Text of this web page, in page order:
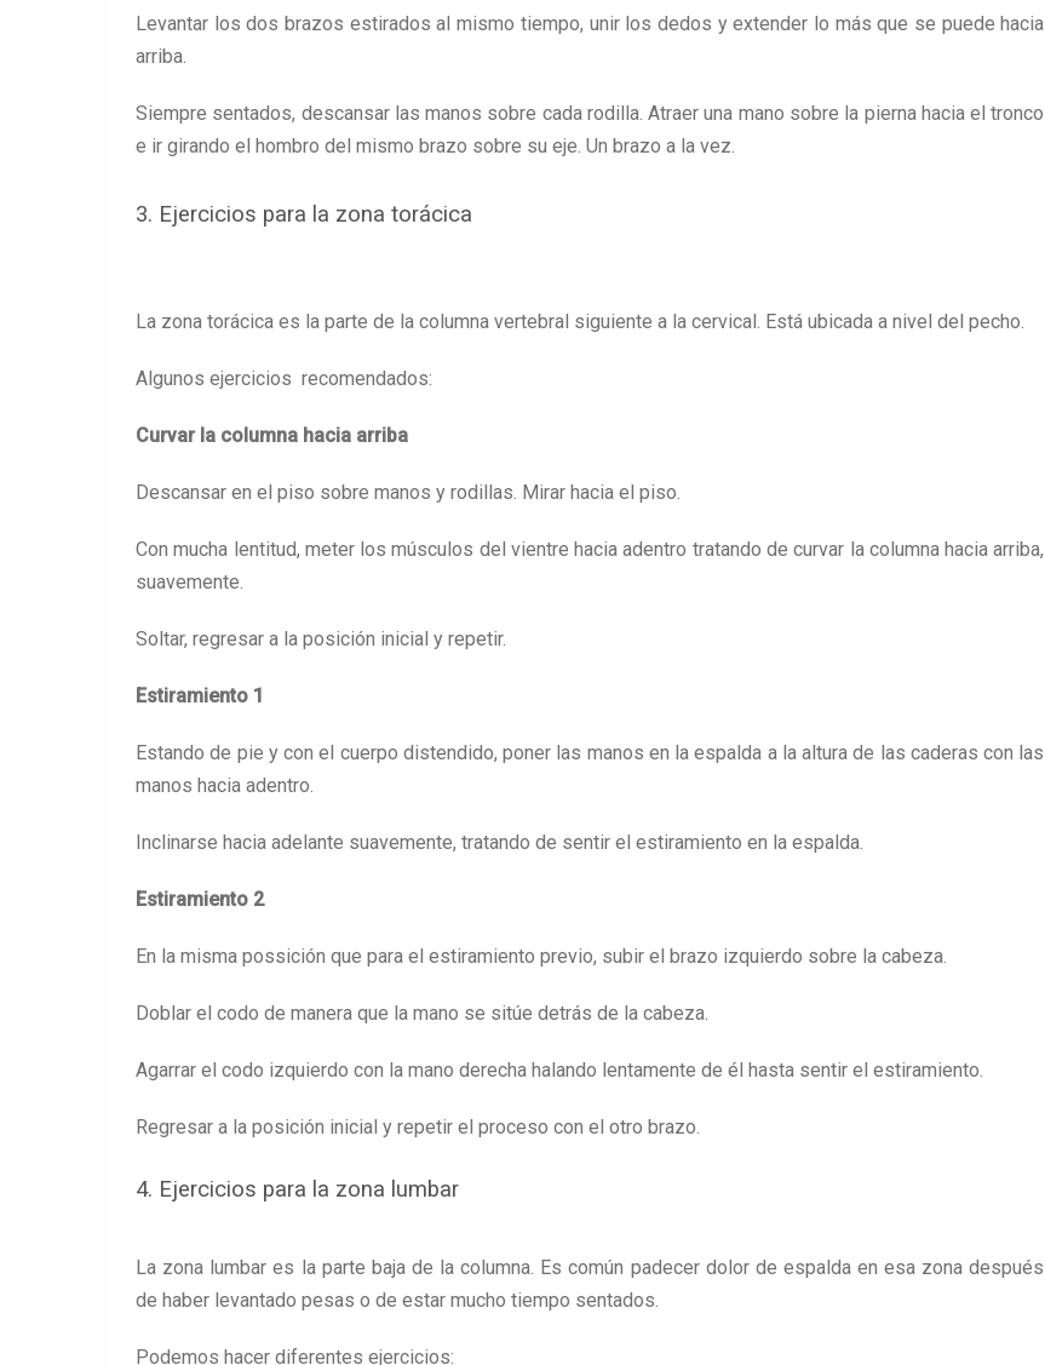
Levantar los dos brazos estirados al mismo tiempo, unir los dedos y extender lo más que se puede hacia
arriba.
Siempre sentados, descansar las manos sobre cada rodilla. Atraer una mano sobre la pierna hacia el tronco
e ir girando el hombro del mismo brazo sobre su eje. Un brazo a la vez.
3. Ejercicios para la zona torácica
La zona torácica es la parte de la columna vertebral siguiente a la cervical. Está ubicada a nivel del pecho.
Algunos ejercicios recomendados:
Curvar la columna hacia arriba
Descansar en el piso sobre manos y rodillas. Mirar hacia el piso.
Con mucha lentitud, meter los músculos del vientre hacia adentro tratando de curvar la columna hacia arriba,
suavemente.
Soltar, regresar a la posición inicial y repetir.
Estiramiento 1
Estando de pie y con el cuerpo distendido, poner las manos en la espalda a la altura de las caderas con las
manos hacia adentro.
Inclinarse hacia adelante suavemente, tratando de sentir el estiramiento en la espalda.
Estiramiento 2
En la misma possición que para el estiramiento previo, subir el brazo izquierdo sobre la cabeza.
Doblar el codo de manera que la mano se sitúe detrás de la cabeza.
Agarrar el codo izquierdo con la mano derecha halando lentamente de él hasta sentir el estiramiento.
Regresar a la posición inicial y repetir el proceso con el otro brazo.
4. Ejercicios para la zona lumbar
La zona lumbar es la parte baja de la columna. Es común padecer dolor de espalda en esa zona después
de haber levantado pesas o de estar mucho tiempo sentados.
Podemos hacer diferentes ejercicios: